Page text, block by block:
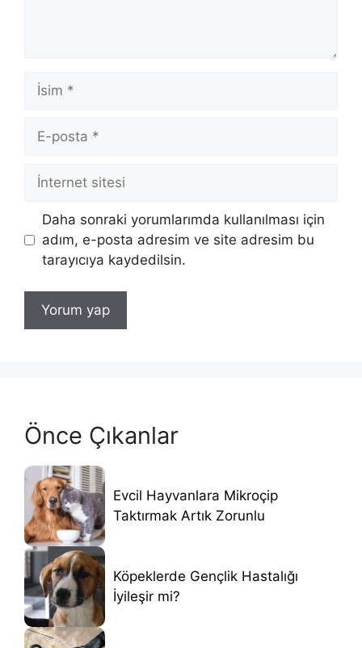
İsim
posta
İnternet
Daha sonraki yorumlarımda kullanılması için
adım, e-posta adresim ve site adresim bu
tarayıcıya kaydedilsin.
Önce Çıkanlar
Evcil Hayvanlara Mikroçip
Taktırmak Artık Zorunlu
Köpeklerde Gençlik Hastalığı
İyileşir mi?